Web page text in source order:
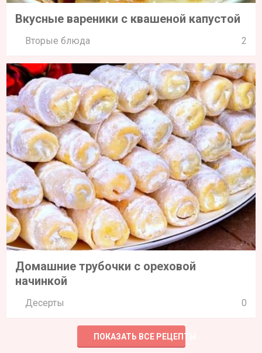
Вкусные вареники с квашеной капустой
Вторые блюда 2
Домашние трубочки с ореховой
начинкой
Десерты 0
ПОКАЗАТЬ ВСЕ РЕЦЕПТЫ